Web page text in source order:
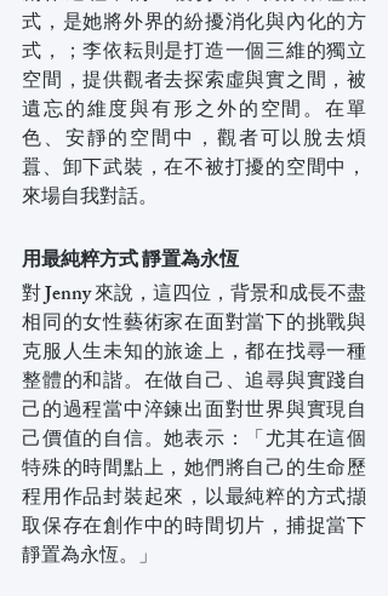
式，是她將外界的紛擾消化與內化的方
式，；李依耘則是打造一個三維的獨立
空間，提供觀者去探索虛與實之間，被
遺忘的維度與有形之外的空間。在單
色、安靜的空間中，觀者可以脫去煩
囂、卸下武裝，在不被打擾的空間中，
來場自我對話。
用最純粹方式 靜置為永恆
對 Jenny 來說，這四位，背景和成長不盡
相同的女性藝術家在面對當下的挑戰與
克服人生未知的旅途上，都在找尋一種
整體的和諧。在做自己、追尋與實踐自
己的過程當中淬鍊出面對世界與實現自
己價值的自信。她表示：「尤其在這個
特殊的時間點上，她們將自己的生命歷
程用作品封裝起來，以最純粹的方式擷
取保存在創作中的時間切片，捕捉當下
靜置為永恆。」